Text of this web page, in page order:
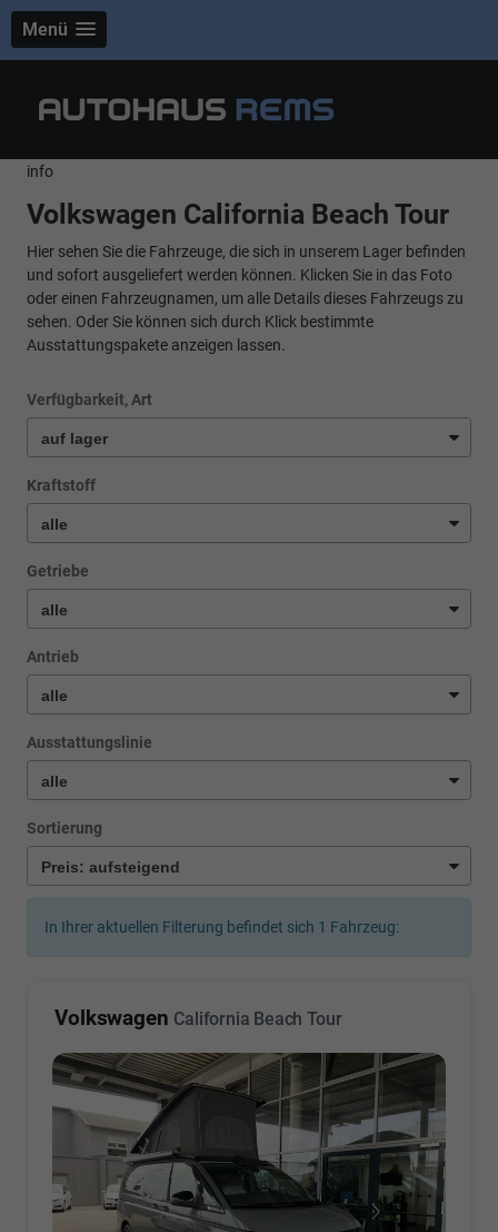
Menü
info
Volkswagen California Beach Tour
Hier sehen Sie die Fahrzeuge, die sich in unserem Lager befinden
und sofort ausgeliefert werden können. Klicken Sie in das Foto
oder einen Fahrzeugnamen, um alle Details dieses Fahrzeugs zu
sehen. Oder Sie können sich durch Klick bestimmte
Ausstattungspakete anzeigen lassen.
Verfügbarkeit, Art
Kraftstoff
Getriebe
Antrieb
Ausstattungslinie
Sortierung
In Ihrer aktuellen Filterung befindet sich 1 Fahrzeug:
Volkswagen California Beach Tour